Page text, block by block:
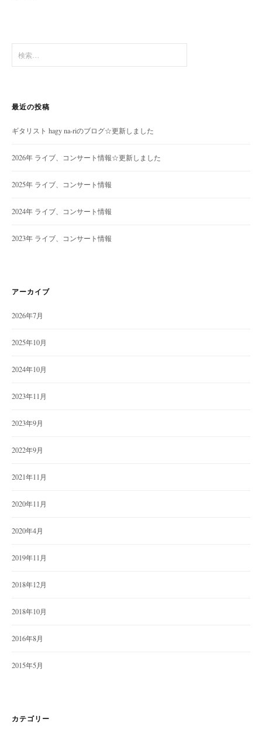
索:
最近の投稿
ギタリスト hagy na-riのブログ☆更新しました
2026年 ライブ、コンサート情報☆更新しました
2025年 ライブ、コンサート情報
2024年 ライブ、コンサート情報
2023年 ライブ、コンサート情報
アーカイブ
2026年7月
2025年10月
2024年10月
2023年11月
2023年9月
2022年9月
2021年11月
2020年11月
2020年4月
2019年11月
2018年12月
2018年10月
2016年8月
2015年5月
カテゴリー